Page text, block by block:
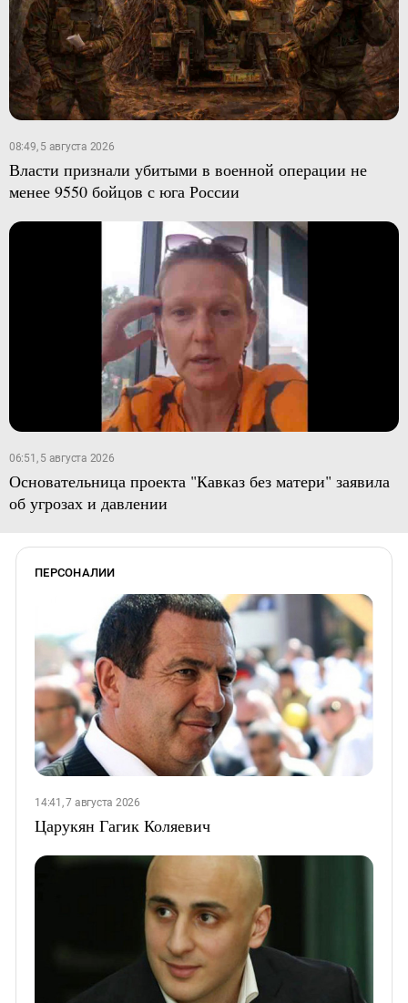
08:49, 5 августа 2026
Власти признали убитыми в военной операции не
менее 9550 бойцов с юга России
06:51, 5 августа 2026
Основательница проекта "Кавказ без матери" заявила
об угрозах и давлении
ПЕРСОНАЛИИ
14:41, 7 августа 2026
Царукян Гагик Коляевич